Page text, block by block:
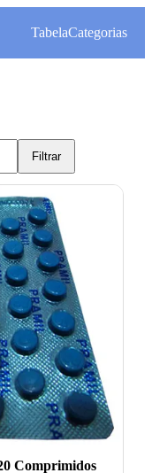
TabelaCategorias
Filtrar
Comprimidos